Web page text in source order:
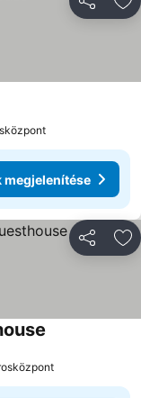
megjelenítése